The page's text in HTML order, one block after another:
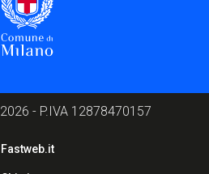
2026 - P.IVA 12878470157
Fastweb.it